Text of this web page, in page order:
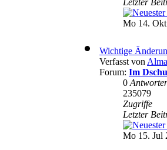
Letzter
Mo 14.
Wichtige
Verfasst von
Forum: Im
0
235079
Zugriffe
Letzter
Mo 15. Jul